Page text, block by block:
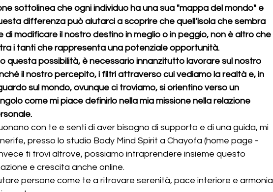
sottolinea che ogni individuo ha una sua "mappa del mondo" e
differenza può aiutarci a scoprire che quell’isola che sembra
di modificare il nostro destino in meglio o in peggio, non è altro che
i tanti che rappresenta una potenziale opportunità.
questa possibilità, è necessario innanzitutto lavorare sul nostro
il nostro percepito, i filtri attraverso cui vediamo la realtà e, in
sul mondo, ovunque ci troviamo, si orientino verso un
come mi piace definirlo nella mia missione nella relazione
con te e senti di aver bisogno di supporto e di una guida, mi
presso lo studio Body Mind Spirit a Chayofa (home page -
ti trovi altrove, possiamo intraprendere insieme questo
e crescita anche online.
persone come te a ritrovare serenità, pace interiore e armonia